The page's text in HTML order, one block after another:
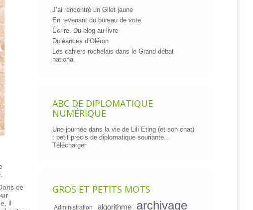
ce
il
J’ai rencontré un Gilet jaune
En revenant du bureau de vote
Écrire. Du blog au livre
Doléances d’Oléron
Les cahiers rochelais dans le Grand débat
national
ABC DE DIPLOMATIQUE
NUMÉRIQUE
Une journée dans la vie de Lili Eting (et son chat)
: petit précis de diplomatique souriante…
Télécharger
GROS ET PETITS MOTS
Administration algorithme archivage